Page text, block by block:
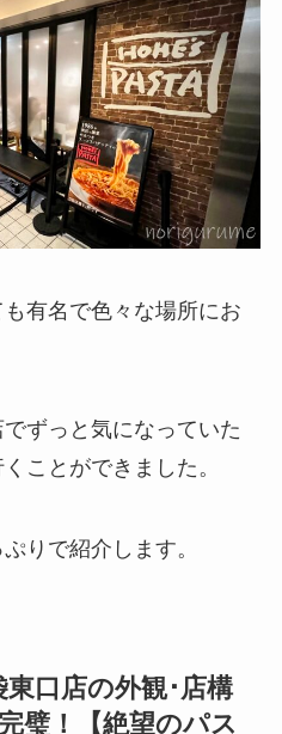
も有名で色々な場所にお
ずっと気になっていた
ことができました。
りで紹介します。
口店の外観･店構
璧！【絶望のパス